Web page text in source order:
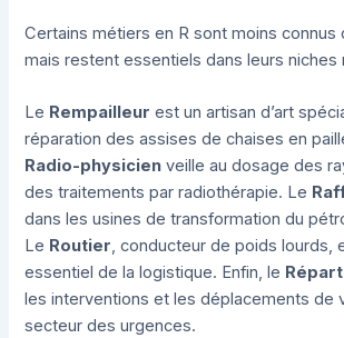
Certains métiers en R sont moins connus
mais restent essentiels dans leurs
Le Rempailleur est un artisan d’art
réparation des assises de chaises en
Radio-physicien veille au dosage des
des traitements par radiothérapie. Le
dans les usines de transformation du
Le Routier, conducteur de poids lourds,
essentiel de la logistique. Enfin, le
les interventions et les déplacements de
secteur des urgences.